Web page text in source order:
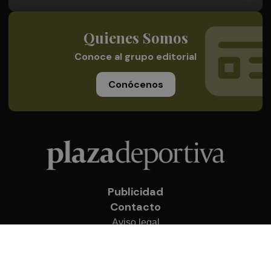
Quienes Somos
Conoce al grupo editorial
Conócenos
Publicidad
Contacto
Aviso legal